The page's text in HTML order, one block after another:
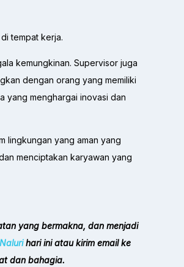
tempat kerja.
kemungkinan. Supervisor juga
dengan orang yang memiliki
yang menghargai inovasi dan
lingkungan yang aman yang
menciptakan karyawan yang
yang bermakna, dan menjadi
hari ini atau kirim email ke
dan bahagia.